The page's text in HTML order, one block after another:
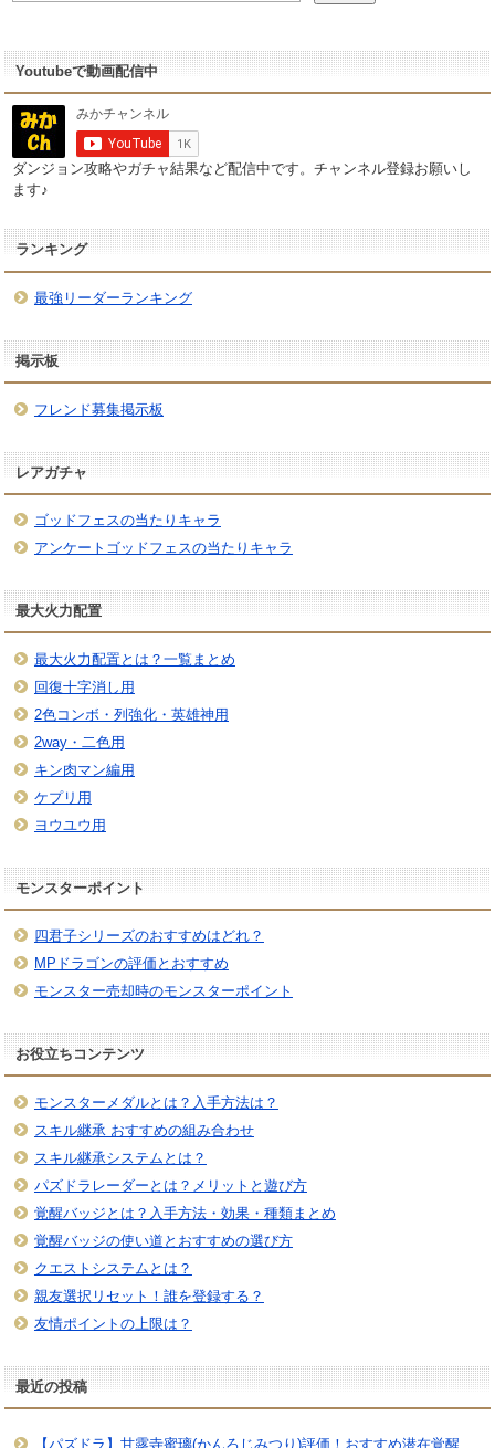
Youtubeで動画配信中
ダンジョン攻略やガチャ結果など配信中です。チャンネル登録お願いし
ます♪
ランキング
最強リーダーランキング
掲示板
フレンド募集掲示板
レアガチャ
ゴッドフェスの当たりキャラ
アンケートゴッドフェスの当たりキャラ
最大火力配置
最大火力配置とは？一覧まとめ
回復十字消し用
2色コンボ・列強化・英雄神用
2way・二色用
キン肉マン編用
ケプリ用
ヨウユウ用
モンスターポイント
四君子シリーズのおすすめはどれ？
MPドラゴンの評価とおすすめ
モンスター売却時のモンスターポイント
お役立ちコンテンツ
モンスターメダルとは？入手方法は？
スキル継承 おすすめの組み合わせ
スキル継承システムとは？
パズドラレーダーとは？メリットと遊び方
覚醒バッジとは？入手方法・効果・種類まとめ
覚醒バッジの使い道とおすすめの選び方
クエストシステムとは？
親友選択リセット！誰を登録する？
友情ポイントの上限は？
最近の投稿
【パズドラ】甘露寺蜜璃(かんろじみつり)評価！おすすめ潜在覚醒